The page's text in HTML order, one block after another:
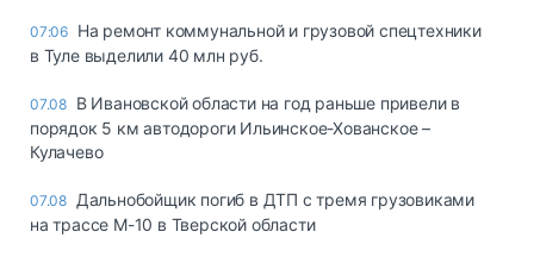
07:06 На ремонт коммунальной и грузовой спецтехники
в Туле выделили 40 млн руб.
07.08 В Ивановской области на год раньше привели в
порядок 5 км автодороги Ильинское-Хованское –
Кулачево
07.08 Дальнобойщик погиб в ДТП с тремя грузовиками
на трассе М-10 в Тверской области